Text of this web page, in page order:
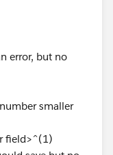
error, but no
smaller
field>^(1)